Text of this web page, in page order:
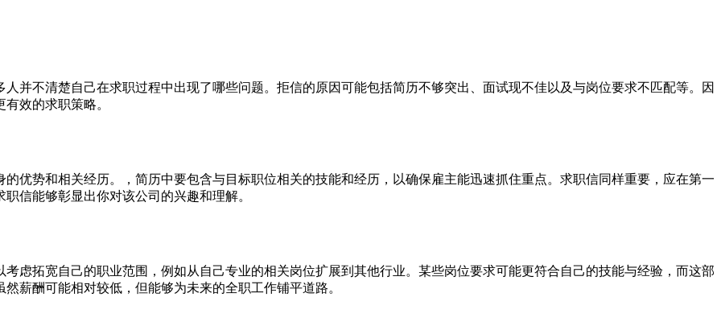
并不清楚自己在求职过程中出现了哪些问题。拒信的原因可能包括简历不够突出、面试现不佳以及与岗位要求不匹配等。因
效的求职策略。
优势和相关经历。，简历中要包含与目标职位相关的技能和经历，以确保雇主能迅速抓住重点。求职信同样重要，应在第一
信能够彰显出你对该公司的兴趣和理解。
虑拓宽自己的职业范围，例如从自己专业的相关岗位扩展到其他行业。某些岗位要求可能更符合自己的技能与经验，而这部
薪酬可能相对较低，但能够为未来的全职工作铺平道路。